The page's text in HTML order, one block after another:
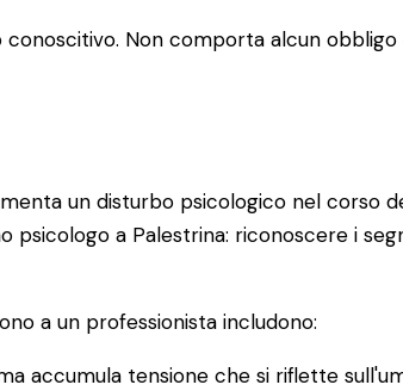
Non comporta alcun
un disturbo psicologico nel corso
a Palestrina: riconoscere i
a un professionista includono:
accumula tensione che si riflette